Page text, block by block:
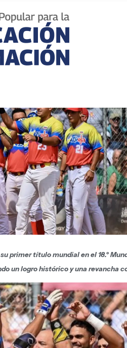
primer título mundial en el 18.º
un logro histórico y una revancha